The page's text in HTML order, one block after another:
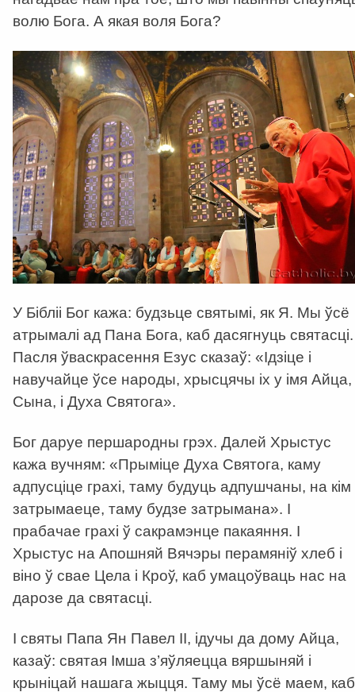
волю Бога. А якая воля Бога?
У Бібліі Бог кажа: будзьце святымі, як Я. Мы ўсё
атрымалі ад Пана Бога, каб дасягнуць святасці.
Пасля ўваскрасення Езус сказаў: «Ідзіце і
навучайце ўсе народы, хрысцячы іх у імя Айца,
Сына, і Духа Святога».
Бог даруе першародны грэх. Далей Хрыстус
кажа вучням: «Прыміце Духа Святога, каму
адпусціце грахі, таму будуць адпушчаны, на кім
затрымаеце, таму будзе затрымана». І
прабачае грахі ў сакрамэнце пакаяння. І
Хрыстус на Апошняй Вячэры перамяніў хлеб і
віно ў свае Цела і Кроў, каб умацоўваць нас на
дарозе да святасці.
І святы Папа Ян Павел ІІ, ідучы да дому Айца,
казаў: святая Імша з’яўляецца вяршыняй і
крыніцай нашага жыцця. Таму мы ўсё маем, каб